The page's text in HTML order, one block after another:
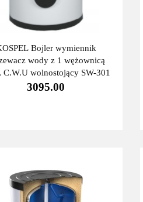
Bojler wymiennik
wody z 1 wężownicą
C.W.U wolnostojący SW-301
3095.00